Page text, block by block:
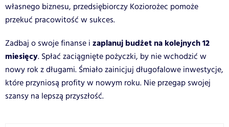
własnego biznesu, przedsiębiorczy Koziorożec pomoże
przekuć pracowitość w sukces.
Zadbaj o swoje finanse i zaplanuj budżet na kolejnych 12
miesięcy. Spłać zaciągnięte pożyczki, by nie wchodzić w
nowy rok z długami. Śmiało zainicjuj długofalowe inwestycje,
które przyniosą profity w nowym roku. Nie przegap swojej
szansy na lepszą przyszłość.